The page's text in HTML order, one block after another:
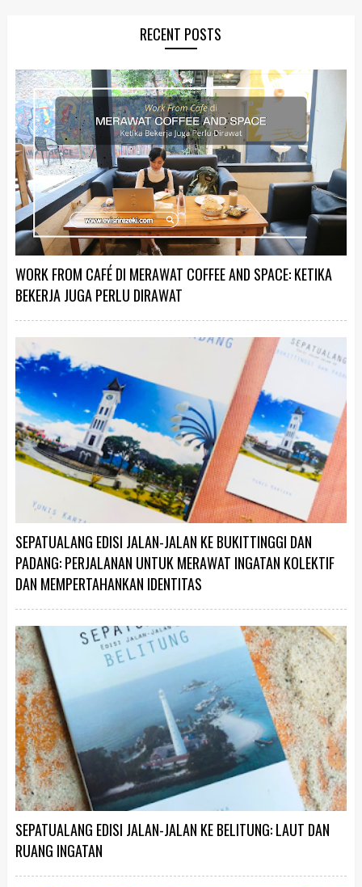
RECENT POSTS
WORK FROM CAFÉ DI MERAWAT COFFEE AND SPACE: KETIKA
BEKERJA JUGA PERLU DIRAWAT
SEPATUALANG EDISI JALAN-JALAN KE BUKITTINGGI DAN
PADANG: PERJALANAN UNTUK MERAWAT INGATAN KOLEKTIF
DAN MEMPERTAHANKAN IDENTITAS
SEPATUALANG EDISI JALAN-JALAN KE BELITUNG: LAUT DAN
RUANG INGATAN